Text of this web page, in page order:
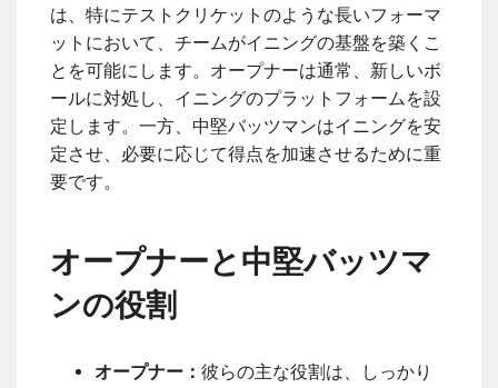
は、特にテストクリケットのような長いフォーマ
ットにおいて、チームがイニングの基盤を築くこ
とを可能にします。オープナーは通常、新しいボ
ールに対処し、イニングのプラットフォームを設
定します。一方、中堅バッツマンはイニングを安
定させ、必要に応じて得点を加速させるために重
要です。
オープナーと中堅バッツマ
ンの役割
オープナー： 彼らの主な役割は、しっかり